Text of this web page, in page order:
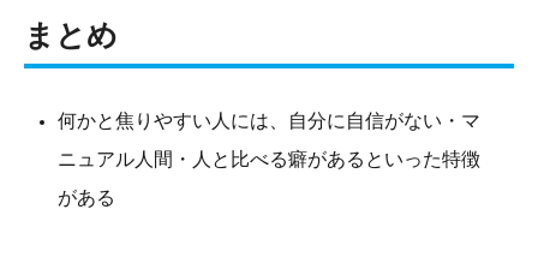
まとめ
何かと焦りやすい人には、自分に自信がない・マ
ニュアル人間・人と比べる癖があるといった特徴
がある